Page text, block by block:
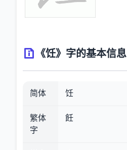
《饪》字的基本信息
简体 饪
繁体
字
飪